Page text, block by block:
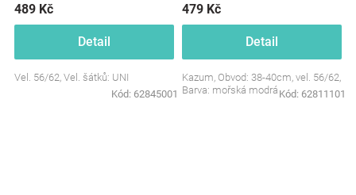
489 Kč
Detail
Vel. 56/62, Vel. šátků: UNI
Kód: 62845001
479 Kč
Detail
Kazum, Obvod: 38-40cm, vel. 56/62,
Barva: mořská modrá Kód: 62811101